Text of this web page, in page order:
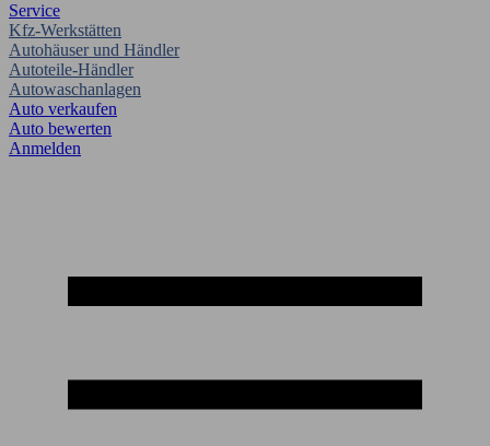
Service
Kfz-Werkstätten
Autohäuser und Händler
Autoteile-Händler
Autowaschanlagen
Auto verkaufen
Auto bewerten
Anmelden